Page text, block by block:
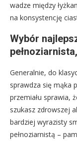
wadze między
na konsystencję
Wybór
Generalnie, do
sprawdza się mąka
przemiału sprawia,
szukasz zdrowszej
bardziej wyrazisty
pełnoziarnistą –